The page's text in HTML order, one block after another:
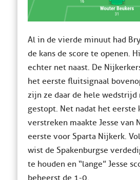
Al in de vierde minuut had
de kans de score te openen.
echter net naast. De
het eerste fluitsignaal
zijn ze daar de hele wedstrijd
gestopt. Net nadat het eerste
verstreken maakte Jesse van
eerste voor Sparta Nijkerk.
wist de Spakenburgse
te houden en “lange” Jesse
beheerst de 1-0.